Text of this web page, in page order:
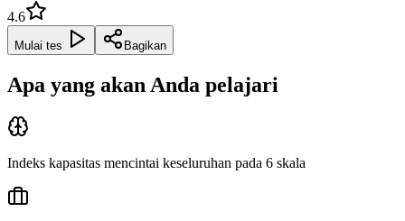
4.6
Mulai tes Bagikan
Apa yang akan Anda pelajari
Indeks kapasitas mencintai keseluruhan pada 6 skala